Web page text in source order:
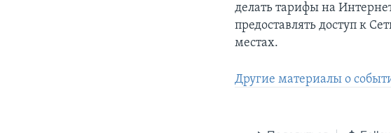
делать тарифы на
предоставлять доступ к
местах.
Другие материалы о